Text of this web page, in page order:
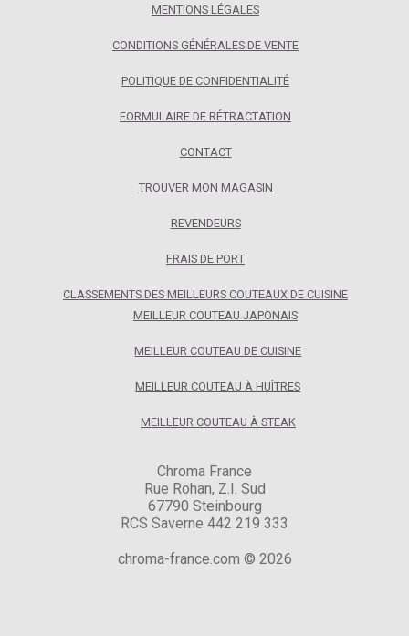
MENTIONS LÉGALES
CONDITIONS GÉNÉRALES DE VENTE
POLITIQUE DE CONFIDENTIALITÉ
FORMULAIRE DE RÉTRACTATION
CONTACT
TROUVER MON MAGASIN
REVENDEURS
FRAIS DE PORT
CLASSEMENTS DES MEILLEURS COUTEAUX DE CUISINE
MEILLEUR COUTEAU JAPONAIS
MEILLEUR COUTEAU DE CUISINE
MEILLEUR COUTEAU À HUÎTRES
MEILLEUR COUTEAU À STEAK
Chroma France
Rue Rohan, Z.I. Sud
67790 Steinbourg
RCS Saverne 442 219 333
chroma-france.com © 2026